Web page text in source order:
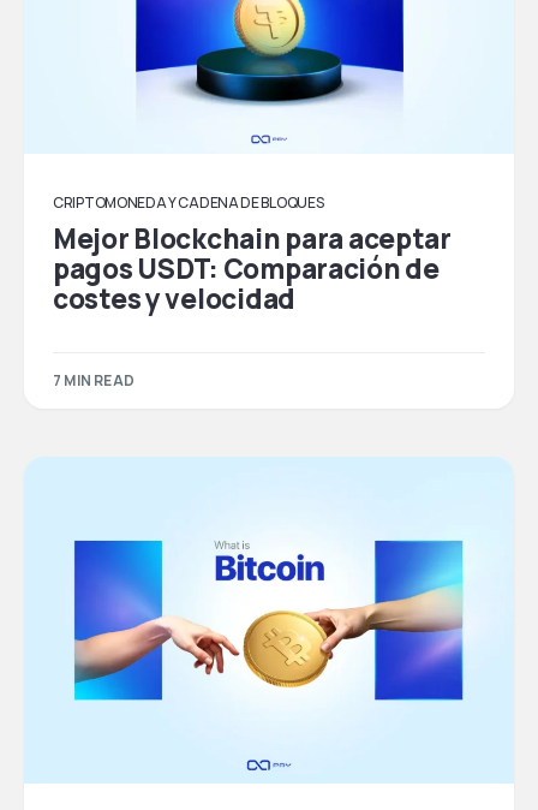
CRIPTOMONEDA Y CADENA DE BLOQUES
Mejor Blockchain para aceptar
pagos USDT: Comparación de
costes y velocidad
7 MIN READ